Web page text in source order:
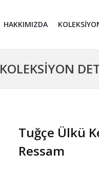
HAKKIMIZDA
KOLEKSİYON
Tuğçe Ülkü
Ressam